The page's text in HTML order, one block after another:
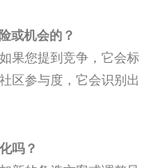
或机会的？
果您提到竞争，它会标
区参与度，它会识别出
吗？